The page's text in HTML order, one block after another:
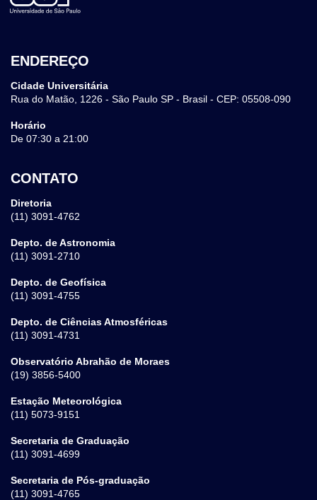
ENDEREÇO
Cidade Universitária
Rua do Matão, 1226 - São Paulo SP - Brasil - CEP: 05508-090
Horário
De 07:30 a 21:00
CONTATO
Diretoria
(11) 3091-4762
Depto. de Astronomia
(11) 3091-2710
Depto. de Geofísica
(11) 3091-4755
Depto. de Ciências Atmosféricas
(11) 3091-4731
Observatório Abrahão de Moraes
(19) 3856-5400
Estação Meteorológica
(11) 5073-9151
Secretaria de Graduação
(11) 3091-4699
Secretaria de Pós-graduação
(11) 3091-4765